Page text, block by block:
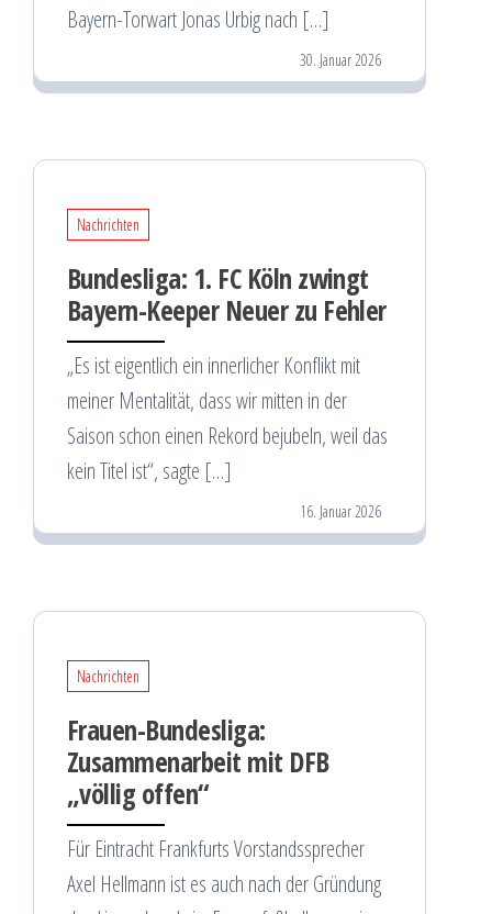
Bayern-Torwart Jonas Urbig nach […]
30. Januar 2026
Nachrichten
Bundesliga: 1. FC Köln zwingt
Bayern-Keeper Neuer zu Fehler
„Es ist eigentlich ein innerlicher Konflikt mit
meiner Mentalität, dass wir mitten in der
Saison schon einen Rekord bejubeln, weil das
kein Titel ist“, sagte […]
16. Januar 2026
Nachrichten
Frauen-Bundesliga:
Zusammenarbeit mit DFB
„völlig offen“
Für Eintracht Frankfurts Vorstandssprecher
Axel Hellmann ist es auch nach der Gründung